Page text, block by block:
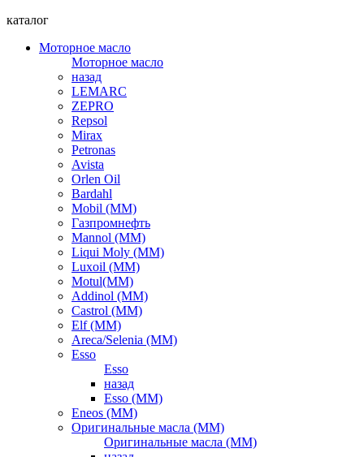
каталог
Моторное масло
Моторное масло
назад
LEMARC
ZEPRO
Repsol
Mirax
Petronas
Avista
Orlen Oil
Bardahl
Mobil (ММ)
Газпромнефть
Mannol (ММ)
Liqui Moly (ММ)
Luxoil (ММ)
Motul(ММ)
Addinol (ММ)
Castrol (ММ)
Elf (ММ)
Areca/Selenia (ММ)
Esso
Esso
назад
Esso (ММ)
Eneos (ММ)
Оригинальные масла (ММ)
Оригинальные масла (ММ)